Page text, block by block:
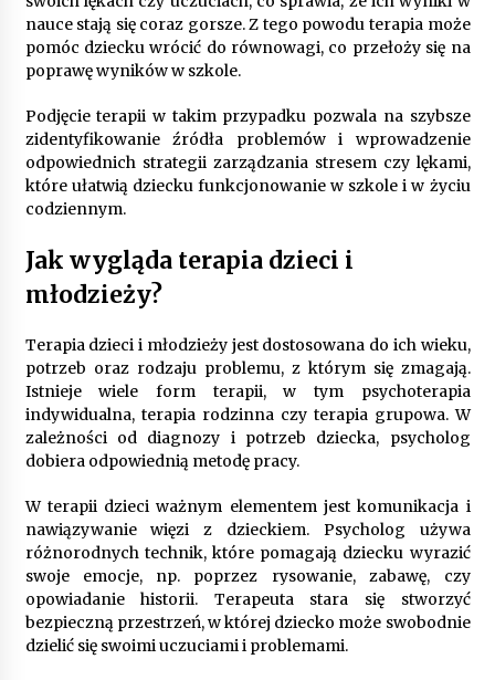
nauce stają się coraz gorsze. Z tego powodu terapia może
pomóc dziecku wrócić do równowagi, co przełoży się na
poprawę wyników w szkole.
Podjęcie terapii w takim przypadku pozwala na szybsze
zidentyfikowanie źródła problemów i wprowadzenie
odpowiednich strategii zarządzania stresem czy lękami,
które ułatwią dziecku funkcjonowanie w szkole i w życiu
codziennym.
Jak wygląda terapia dzieci i
młodzieży?
Terapia dzieci i młodzieży jest dostosowana do ich wieku,
potrzeb oraz rodzaju problemu, z którym się zmagają.
Istnieje wiele form terapii, w tym psychoterapia
indywidualna, terapia rodzinna czy terapia grupowa. W
zależności od diagnozy i potrzeb dziecka, psycholog
dobiera odpowiednią metodę pracy.
W terapii dzieci ważnym elementem jest komunikacja i
nawiązywanie więzi z dzieckiem. Psycholog używa
różnorodnych technik, które pomagają dziecku wyrazić
swoje emocje, np. poprzez rysowanie, zabawę, czy
opowiadanie historii. Terapeuta stara się stworzyć
bezpieczną przestrzeń, w której dziecko może swobodnie
dzielić się swoimi uczuciami i problemami.